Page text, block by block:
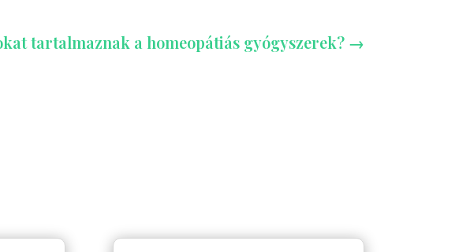
tartalmaznak a homeopátiás gyógyszerek?→